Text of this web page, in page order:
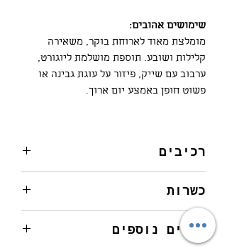
שימושים אהובים:
מומלצת מאוד לארוחת בוקר, משאירה
קלילות ושובע. תוספת מושלמת ליוגורט,
ערבוב עם שייק, פיזור על עוגת גבינה או
פשוט חופן באמצע יום ארוך.
רכיבים
ושקדים (8%) (שקדים, קשיו, מלך, לוז),
צימוקים שחורים ללא גרעין (7%), גרעיני
חמנייה, סוכר, שומשום, סילאן טבעי.
מידע על אלרגנים:
כשרות
רבנות רמת הגולן
בד"צ חתם סופר
פרטים נוספים